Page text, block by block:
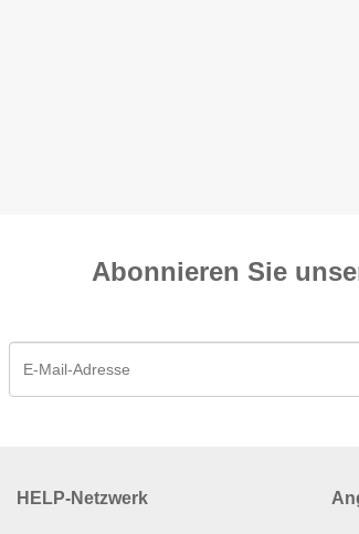
Abonnieren Sie
HELP-Netzwerk